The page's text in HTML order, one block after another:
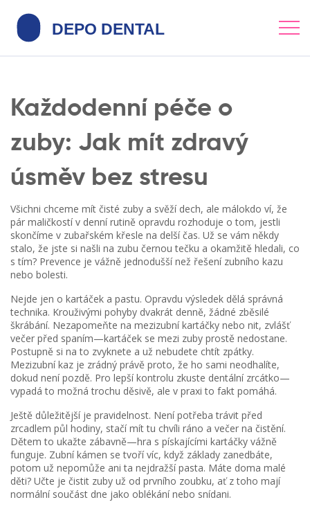
Každodenní péče o
zuby: Jak mít zdravý
úsměv bez stresu
Všichni chceme mít čisté zuby a svěží dech, ale málokdo ví, že
pár maličkostí v denní rutině opravdu rozhoduje o tom, jestli
skončíme v zubařském křesle na delší čas. Už se vám někdy
stalo, že jste si našli na zubu černou tečku a okamžitě hledali, co
s tím? Prevence je vážně jednodušší než řešení zubního kazu
nebo bolesti.
Nejde jen o kartáček a pastu. Opravdu výsledek dělá správná
technika. Krouživými pohyby dvakrát denně, žádné zběsilé
škrábání. Nezapomeňte na mezizubní kartáčky nebo nit, zvlášť
večer před spaním—kartáček se mezi zuby prostě nedostane.
Postupně si na to zvyknete a už nebudete chtít zpátky.
Mezizubní kaz je zrádný právě proto, že ho sami neodhalíte,
dokud není pozdě. Pro lepší kontrolu zkuste dentální zrcátko—
vypadá to možná trochu děsivě, ale v praxi to fakt pomáhá.
Ještě důležitější je pravidelnost. Není potřeba trávit před
zrcadlem půl hodiny, stačí mít tu chvíli ráno a večer na čistění.
Dětem to ukažte zábavně—hra s pískajícími kartáčky vážně
funguje. Zubní kámen se tvoří víc, když základy zanedbáte,
potom už nepomůže ani ta nejdražší pasta. Máte doma malé
děti? Učte je čistit zuby už od prvního zoubku, ať z toho mají
normální součást dne jako oblékání nebo snídani.